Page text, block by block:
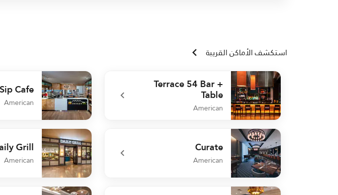
استكشف الأماكن القريبة
Terrace 54 Bar +
Table
American
undefined Terrace 54 Bar + Table
Sip Cafe
American
undefined Sip Cafe
Curate
American
undefined Curate
Grill
American
undefined The Daily Grill